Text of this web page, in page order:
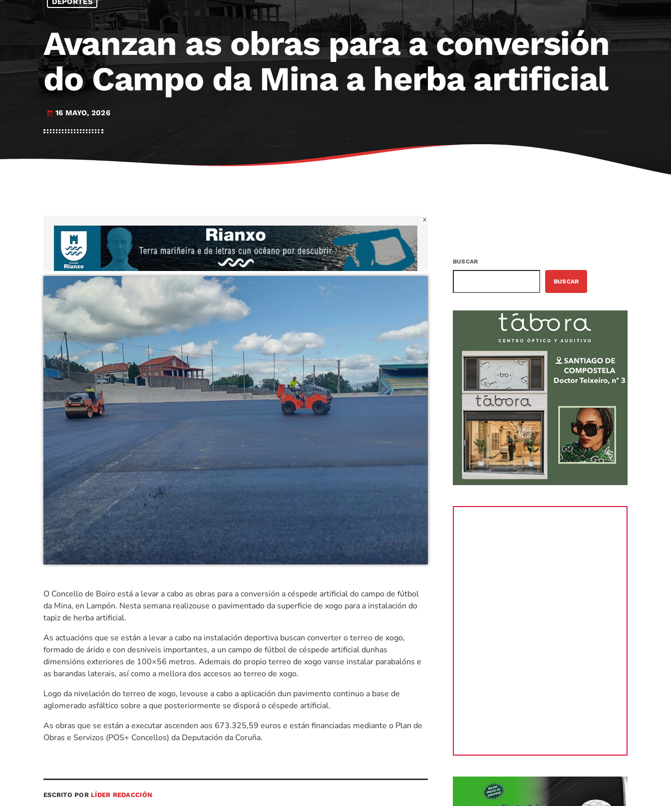
Avanzan as obras para a conversión
do Campo da Mina a herba artificial
today 16 MAYO, 2026
X
O Concello de Boiro está a levar a cabo as obras para a conversión a céspede artificial do campo de fútbol
da Mina, en Lampón. Nesta semana realizouse o pavimentado da superficie de xogo para a instalación do
tapiz de herba artificial.
As actuacións que se están a levar a cabo na instalación deportiva buscan converter o terreo de xogo,
formado de árido e con desniveis importantes, a un campo de fútbol de céspede artificial dunhas
dimensións exteriores de 100×56 metros. Ademais do propio terreo de xogo vanse instalar parabalóns e
as barandas laterais, así como a mellora dos accesos ao terreo de xogo.
Logo da nivelación do terreo de xogo, levouse a cabo a aplicación dun pavimento continuo a base de
aglomerado asfáltico sobre a que posteriormente se disporá o céspede artificial.
As obras que se están a executar ascenden aos 673.325,59 euros e están financiadas mediante o Plan de
Obras e Servizos (POS+ Concellos) da Deputación da Coruña.
ESCRITO POR LÍDER REDACCIÓN
BUSCAR
BUSCAR